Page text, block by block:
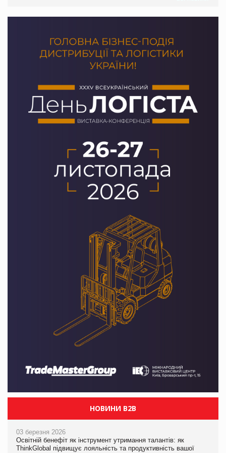
НОВИНИ B2B
03 березня 2026
Освітній бенефіт як інструмент утримання талантів: як
ThinkGlobal підвищує лояльність та продуктивність вашої